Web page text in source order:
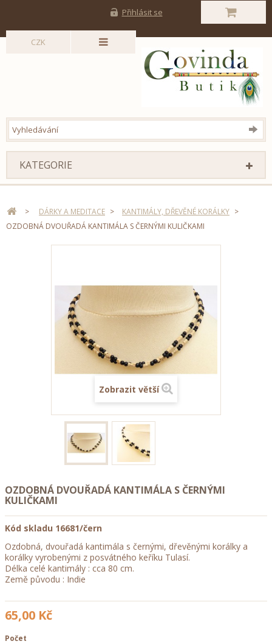
Přihlásit se
CZK
KATEGORIE
> DÁRKY A MEDITACE > KANTIMÁLY, DŘEVĚNÉ KORÁLKY >
OZDOBNÁ DVOUŘADÁ KANTIMÁLA S ČERNÝMI KULIČKAMI
Zobrazit větší
OZDOBNÁ DVOUŘADÁ KANTIMÁLA S ČERNÝMI
KULIČKAMI
Kód skladu 16681/čern
Ozdobná, dvouřadá kantimála s černými, dřevěnými korálky a
korálky vyrobenými z posvátného keříku Tulasí.
Délka celé kantimály : cca 80 cm.
Země původu : Indie
65,00 Kč
Počet